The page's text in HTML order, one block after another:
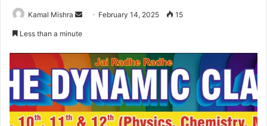
Kamal Mishra
Send February 14, 2025 15
Less than a minute